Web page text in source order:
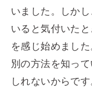
いました。しか
いると気付いた
を感じ始めまし
別の方法を知っ
しれないからです